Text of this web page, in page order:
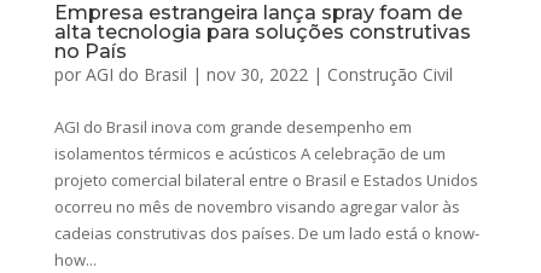
Empresa estrangeira lança spray foam de
alta tecnologia para soluções construtivas
no País
por AGI do Brasil | nov 30, 2022| Construção Civil
AGI do Brasil inova com grande desempenho em
isolamentos térmicos e acústicos A celebração de um
projeto comercial bilateral entre o Brasil e Estados Unidos
ocorreu no mês de novembro visando agregar valor às
cadeias construtivas dos países. De um lado está o know-
how...